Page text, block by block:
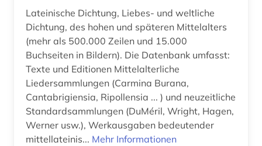
handschriften (1)
handschriftenkunde (2)
hebräisch (1)
heiliger (1)
held (1)
Lateinische Dichtung, Liebes- und weltliche
Dichtung, des hohen und späteren Mittelalters
(mehr als 500.000 Zeilen und 15.000
Buchseiten in Bildern). Die Datenbank umfasst:
Texte und Editionen Mittelalterliche
Liedersammlungen (Carmina Burana,
Cantabrigiensia, Ripollensia ... ) und neuzeitliche
Standardsammlungen (DuMéril, Wright, Hagen,
Werner usw.), Werkausgaben bedeutender
mittellateinis... Mehr Informationen